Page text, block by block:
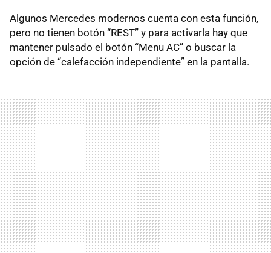
Algunos Mercedes modernos cuenta con esta función,
pero no tienen botón “REST” y para activarla hay que
mantener pulsado el botón “Menu AC” o buscar la
opción de “calefacción independiente” en la pantalla.